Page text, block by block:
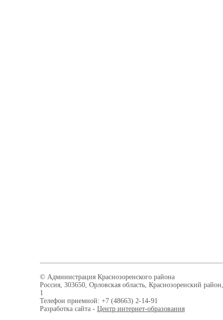
© Администрация Краснозоренского района
Россия, 303650, Орловская область, Краснозоренский
1
Телефон приемной: +7 (48663) 2-14-91
Разработка сайта - Центр интернет-образования